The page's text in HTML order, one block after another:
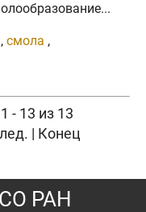
, смола ,
- 13 из 13
| Конец
РАН